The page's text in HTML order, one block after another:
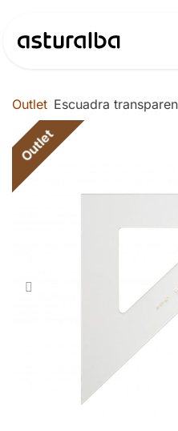
Outlet Escuadra
Outlet